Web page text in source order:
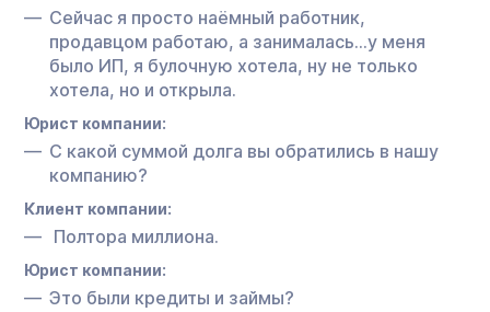
Сейчас я просто наёмный работник,
продавцом работаю, а занималась…у меня
было ИП, я булочную хотела, ну не только
хотела, но и открыла.
Юрист компании:
С какой суммой долга вы обратились в нашу
компанию?
Клиент компании:
Полтора миллиона.
Юрист компании:
Это были кредиты и займы?